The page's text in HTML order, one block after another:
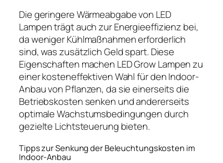
Die geringere Wärmeabgabe von LED
Lampen trägt auch zur Energieeffizienz bei,
da weniger Kühlmaßnahmen erforderlich
sind, was zusätzlich Geld spart. Diese
Eigenschaften machen LED Grow Lampen zu
einer kosteneffektiven Wahl für den Indoor-
Anbau von Pflanzen, da sie einerseits die
Betriebskosten senken und andererseits
optimale Wachstumsbedingungen durch
gezielte Lichtsteuerung bieten.
Tipps zur Senkung der Beleuchtungskosten im
Indoor-Anbau